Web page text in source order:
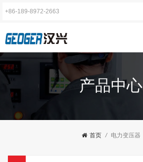
产品中心
首页 / 电力变压器